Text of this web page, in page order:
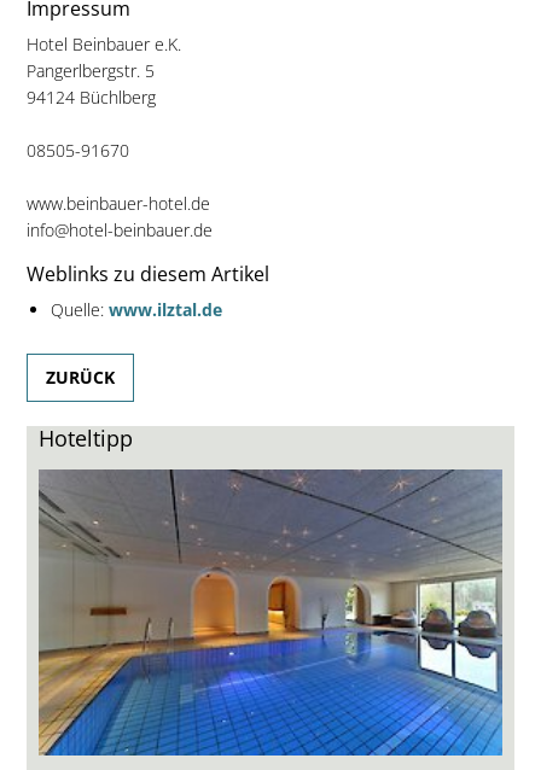
Impressum
Hotel Beinbauer e.K.
Pangerlbergstr. 5
94124 Büchlberg
08505-91670
www.beinbauer-hotel.de
info@hotel-beinbauer.de
Weblinks zu diesem Artikel
Quelle: www.ilztal.de
ZURÜCK
Hoteltipp